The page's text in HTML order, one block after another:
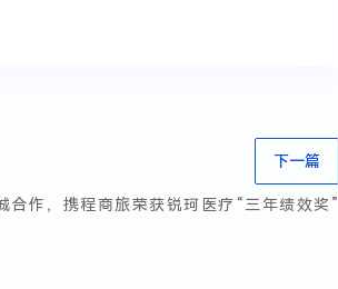
下一篇
合作，携程商旅荣获锐珂医疗“三年绩效奖”